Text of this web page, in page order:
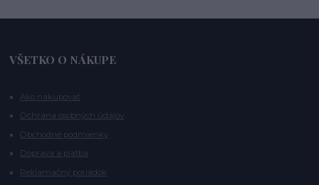
VŠETKO O NÁKUPE
Ako nakupovať
Ochrana osobných údajov
Obchodné podmienky
Doprava a platba
Reklamačný poriadok